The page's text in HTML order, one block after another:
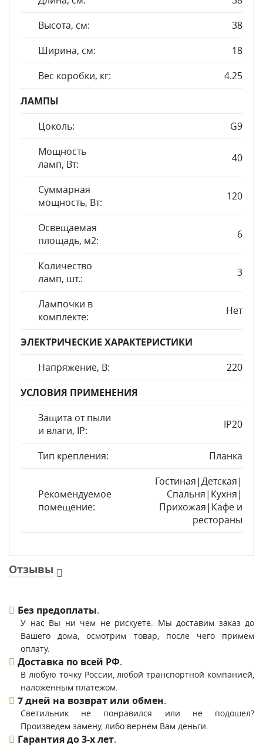
Высота, см:
38
Ширина, см:
18
Вес коробки, кг:
4.25
ЛАМПЫ
Цоколь:
G9
Мощность
ламп, Вт:
40
Суммарная
мощность, Вт:
120
Освещаемая
площадь, м2:
6
Количество
ламп, шт.:
3
Лампочки в
комплекте:
Нет
ЭЛЕКТРИЧЕСКИЕ ХАРАКТЕРИСТИКИ
Напряжение, В:
220
УСЛОВИЯ ПРИМЕНЕНИЯ
Защита от пыли
и влаги, IP:
IP20
Тип крепления: Планка
Рекомендуемое
помещение:
Гостиная|Детская|
Спальня|Кухня|
Прихожая|Кафе и
рестораны
Отзывы
Без предоплаты.
У нас Вы ни чем не рискуете. Мы доставим заказ до
Вашего дома, осмотрим товар, после чего примем
оплату.
Доставка по всей РФ.
В любую точку России, любой транспортной компанией,
наложенным платежом.
7 дней на возврат или обмен.
Светильник не понравился или не подошел?
Произведем замену, либо вернем Вам деньги.
Гарантия до 3-х лет.